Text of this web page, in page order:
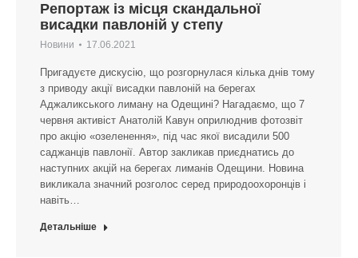
Репортаж із місця скандальної
висадки павлоній у степу
Новини 17.06.2021
Пригадуєте дискусію, що розгорнулася кілька днів тому
з приводу акції висадки павлоній на берегах
Аджаликського лиману на Одещині? Нагадаємо, що 7
червня активіст Анатолій Кавун оприлюднив фотозвіт
про акцію «озеленення», під час якої висадили 500
саджанців павлонії. Автор закликав приєднатись до
наступних акцій на берегах лиманів Одещини. Новина
викликала значний розголос серед природоохоронців і
навіть…
Детальніше